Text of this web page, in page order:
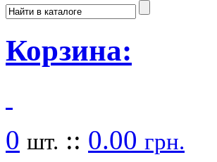
Корзина:
0 шт. :: 0.00 грн.